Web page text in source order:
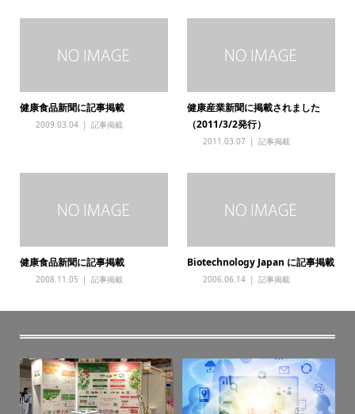
健康食品新聞に記事掲載
2009.03.04 記事掲載
健康産業新聞に掲載されました
（2011/3/2発行）
2011.03.07 記事掲載
健康食品新聞に記事掲載
2008.11.05 記事掲載
Biotechnology Japan に記事掲載
2006.06.14 記事掲載